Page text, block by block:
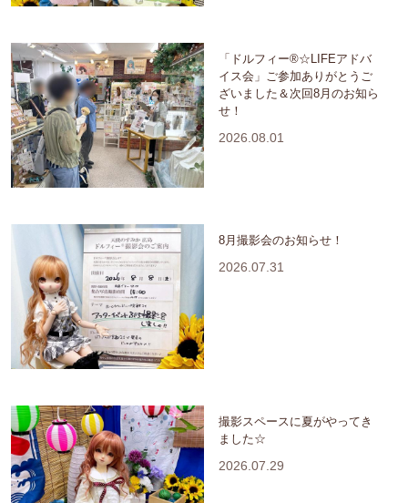
「ドルフィー®☆LIFEアドバ
イス会」ご参加ありがとうご
ざいました＆次回8月のお知ら
せ！
2026.08.01
8月撮影会のお知らせ！
2026.07.31
撮影スペースに夏がやってき
ました☆
2026.07.29